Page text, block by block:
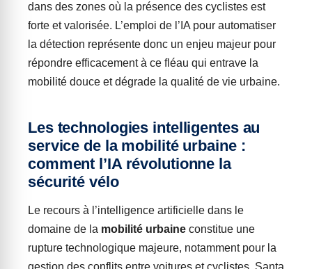
dans des zones où la présence des cyclistes est
forte et valorisée. L’emploi de l’IA pour automatiser
la détection représente donc un enjeu majeur pour
répondre efficacement à ce fléau qui entrave la
mobilité douce et dégrade la qualité de vie urbaine.
Les technologies intelligentes au
service de la mobilité urbaine :
comment l’IA révolutionne la
sécurité vélo
Le recours à l’intelligence artificielle dans le
domaine de la mobilité urbaine constitue une
rupture technologique majeure, notamment pour la